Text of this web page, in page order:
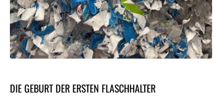
DIE GEBURT DER ERSTEN FLASCHHALTER